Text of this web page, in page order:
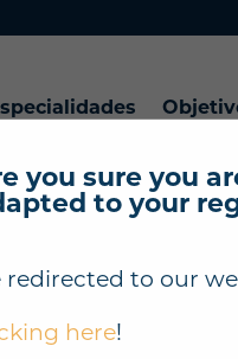
you sure you
to your
redirected to our
here!